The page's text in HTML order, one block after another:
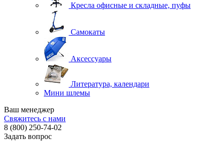
Кресла офисные и складные, пуфы
Самокаты
Аксессуары
Литература, календари
Мини шлемы
Ваш менеджер
Свяжитесь с нами
8 (800) 250-74-02
Задать вопрос